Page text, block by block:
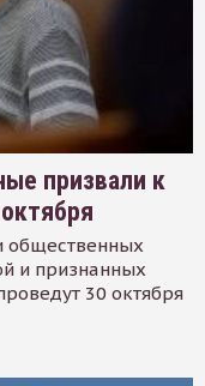
призвали к
общественных
и признанных
30 октября